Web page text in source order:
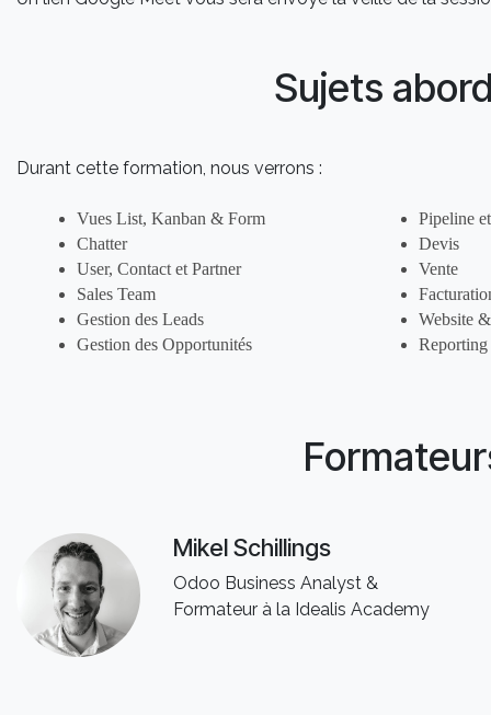
Sujets
Durant cette formation, nous verrons :
Vues List, Kanban & Form
Chatter
User, Contact et Partner
Sales Team
Gestion des Leads
Gestion des Opportunités
Pipeline
Devis
Vente
Website
Reporting
Mikel Schillings
Odoo Business Analyst &
Formateur à la Idealis Academy